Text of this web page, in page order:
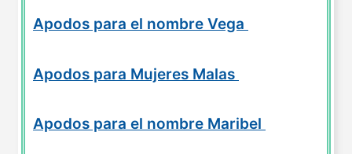
Apodos para el nombre Vega
Apodos para Mujeres Malas
Apodos para el nombre Maribel